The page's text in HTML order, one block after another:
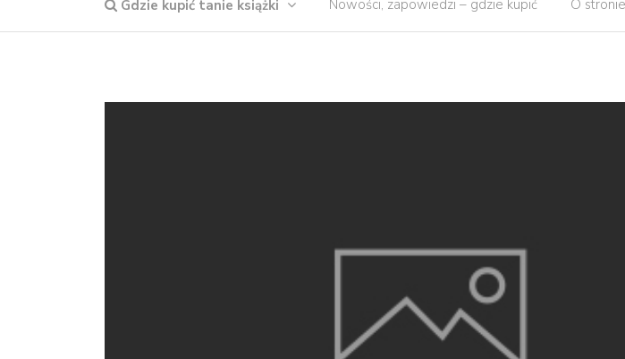
Gdzie kupić tanie książki Nowości, zapowiedzi – gdzie kupić O stronie